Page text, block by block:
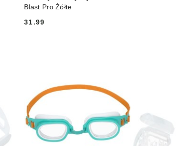
Blast Pro Żółte
Cena:
31.99